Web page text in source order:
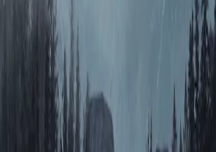
用户自行上传，如权利人发现存在误传其
请及时与本站联系。